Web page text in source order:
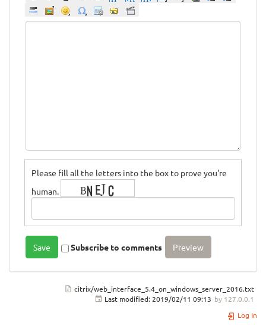
Please fill all the letters into the box to prove you're
human.
Subscribe to comments
citrix/web_interface_5.4_on_windows_server_2016.txt
Last modified:2019/02/11 09:13 by 127.0.0.1
Log In